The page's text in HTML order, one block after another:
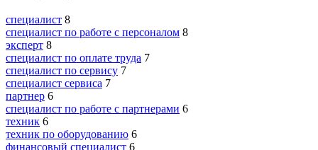
специалист 8
специалист по работе с персоналом 8
эксперт 8
специалист по оплате труда 7
специалист по сервису 7
специалист сервиса 7
партнер 6
специалист по работе с партнерами 6
техник 6
техник по оборудованию 6
финансовый специалист 6